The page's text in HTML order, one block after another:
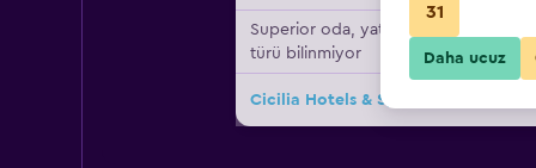
Superior oda, yatak
türü bilinmiyor
Cicilia Hotels & Spa Danang için
31
Daha ucuz